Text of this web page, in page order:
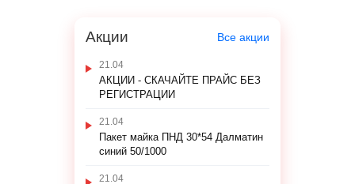
Акции Все акции
21.04
АКЦИИ - СКАЧАЙТЕ ПРАЙС БЕЗ
РЕГИСТРАЦИИ
21.04
Пакет майка ПНД 30*54 Далматин
синий 50/1000
21.04